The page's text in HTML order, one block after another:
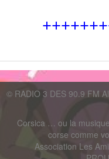
© RADIO 3 DES 90.9 FM
Corsica … ou la
corse comme
Association Les